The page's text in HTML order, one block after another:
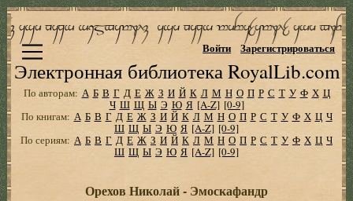
Электронная библиотека RoyalLib.com
Войти Зарегистрироваться
По авторам: А Б В Г Д Е Ж З И Й К Л М Н О П Р С Т У Ф Х Ц
Ч Ш Щ Ы Э Ю Я [A-Z] [0-9]
По книгам: А Б В Г Д Е Ж З И Й К Л М Н О П Р С Т У Ф Х Ц Ч
Ш Щ Ы Э Ю Я [A-Z] [0-9]
По сериям: А Б В Г Д Е Ж З И Й К Л М Н О П Р С Т У Ф Х Ц Ч
Ш Щ Ы Э Ю Я [A-Z] [0-9]
Орехов Николай - Эмоскафандр